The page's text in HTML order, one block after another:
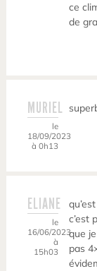
ce
de
MURIEL
le
18/09/2023
à 0h13
ELIANE
le
16/06/2023
à
15h03
c’est
que
pas